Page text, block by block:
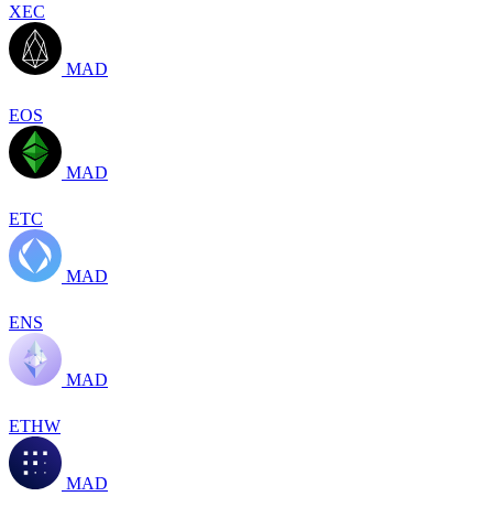
XEC
MAD
EOS
MAD
ETC
MAD
ENS
MAD
ETHW
MAD